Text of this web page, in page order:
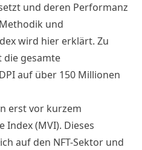
und deren Performanz
und
wird hier erklärt. Zu
die gesamte
auf über 150 Millionen
erst vor kurzem
Index (MVI). Dieses
auf den NFT-Sektor und